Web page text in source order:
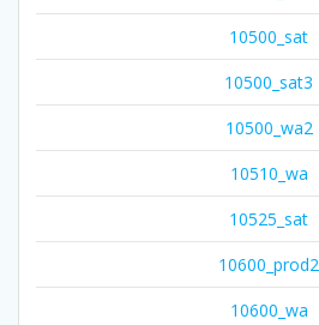
10500_sat
10500_sat3
10500_wa2
10510_wa
10525_sat
10600_prod2
10600_wa